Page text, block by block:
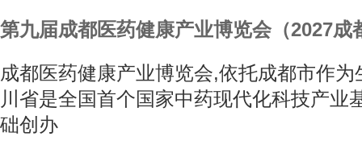
第九届成都医药健康产业博览会（2027成
成都医药健康产业博览会,依托成都市作
川省是全国首个国家中药现代化科技产业
础创办